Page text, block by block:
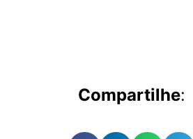
Compartilhe: